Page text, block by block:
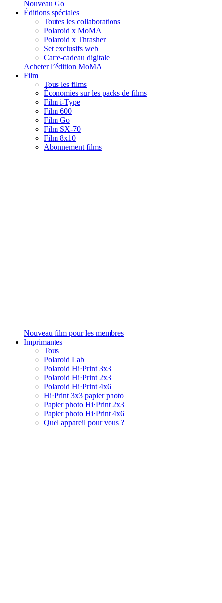
Nouveau Go
Éditions spéciales
Toutes les collaborations
Polaroid x MoMA
Polaroid x Thrasher
Set exclusifs web
Carte-cadeau digitale
Acheter l’édition MoMA
Film
Tous les films
Économies sur les packs de films
Film i-Type
Film 600
Film Go
Film SX-70
Film 8x10
Abonnement films
Nouveau film pour les membres
Imprimantes
Tous
Polaroid Lab
Polaroid Hi·Print 3x3
Polaroid Hi·Print 2x3
Polaroid Hi·Print 4x6
Hi·Print 3x3 papier photo
Papier photo Hi·Print 2x3
Papier photo Hi·Print 4x6
Quel appareil pour vous ?